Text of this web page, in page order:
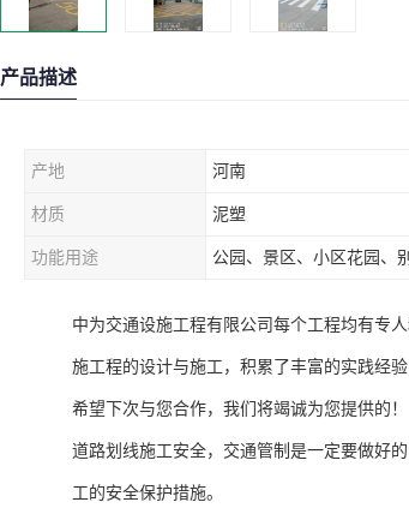
产品描述
产地 河南
材质 泥塑
功能用途
中为交通设施工程有限公司每个工程均有专
施工程的设计与施工，积累了丰富的实践经
希望下次与您合作，我们将竭诚为您提供的！
道路划线施工安全，交通管制是一定要做好
工的安全保护措施。